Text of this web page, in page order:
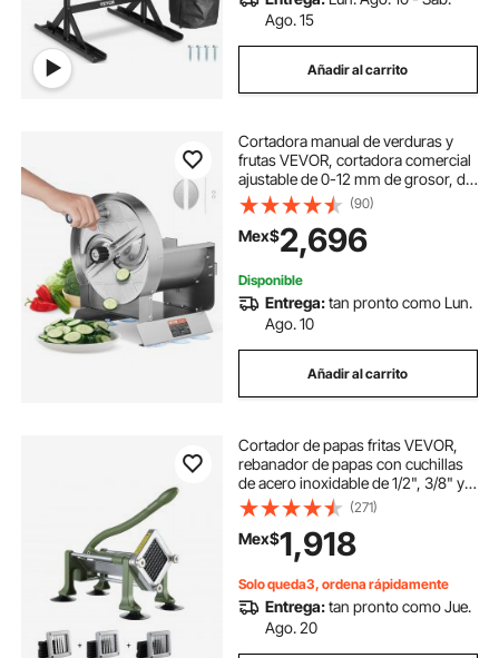
Ago. 15
Añadir al carrito
Cortadora manual de verduras y
frutas VEVOR, cortadora comercial
ajustable de 0-12 mm de grosor, de
acero inoxidable con 2 cuchillas de
repuesto, para patatas, pepinos,
limones y tomates.
(90)
Mex$2,696
Disponible
Entrega:tan pronto como Lun.
Ago. 10
Añadir al carrito
Cortador de papas fritas VEVOR,
rebanador de papas con cuchillas
de acero inoxidable de 1/2", 3/8" y
1/4", cortador manual de papas con
ventosas, ideal para papas, papas
fritas, pepinos, verduras y
zanahorias.
(271)
Mex$1,918
Solo queda3, ordena rápidamente
Entrega:tan pronto como Jue.
Ago. 20